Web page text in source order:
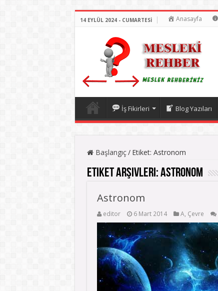
14 EYLÜL 2024 - CUMARTESI Anasayfa
İş Fikirleri Blog Yazıları
Başlangıç/ Etiket: Astronom
Etiket Arşivleri:Astronom
Astronom
editor 6 Mart 2014 A Çevre